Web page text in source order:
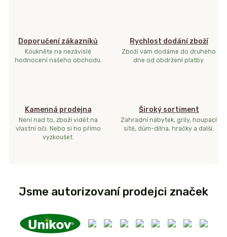
Doporučení zákazníků
Koukněte na nezávislé
hodnocení našeho obchodu.
Rychlost dodání zboží
Zboží vám dodáme do druhého
dne od obdržení platby.
Kamenná prodejna
Není nad to, zboží vidět na
vlastní oči. Nebo si ho přímo
vyzkoušet.
Široký sortiment
Zahradní nábytek, grily, houpací
sítě, dům-dílna, hračky a další.
Jsme autorizovaní prodejci značek